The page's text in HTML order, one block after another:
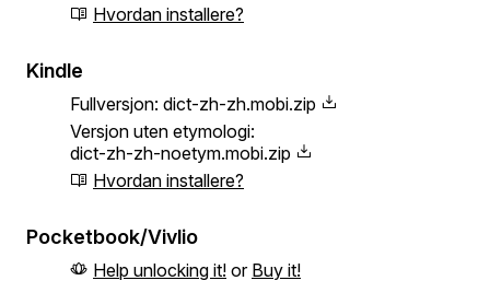
Hvordan installere?
Kindle
Fullversjon: dict-zh-zh.mobi.zip
Versjon uten etymologi:
dict-zh-zh-noetym.mobi.zip
Hvordan installere?
Pocketbook/Vivlio
Help unlocking it! or Buy it!